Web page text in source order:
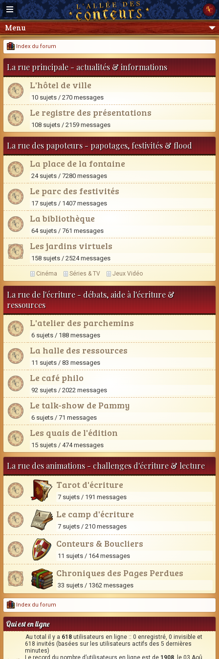
Menu
Index du forum
La rue principale - actualités & informations
L'hôtel de ville
10 sujets / 270 messages
Le registre des présentations
108 sujets / 2159 messages
La rue des papoteurs - papotages, festivités & flood
La place de la fontaine
24 sujets / 7280 messages
Le parc des festivités
17 sujets / 1407 messages
La bibliothèque
64 sujets / 761 messages
Les jardins virtuels
158 sujets / 2524 messages
Cinéma Séries & TV Jeux Vidéo
La rue de l'écriture - débats, aide à l'écriture &
ressources
L'atelier des parchemins
6 sujets / 188 messages
La halle des ressources
11 sujets / 83 messages
Le café philo
92 sujets / 2022 messages
Le talk-show de Pammy
6 sujets / 71 messages
Les quais de l'édition
15 sujets / 474 messages
La rue des animations - challenges d'écriture & lecture
Tarot d'écriture
7 sujets / 191 messages
Le camp d'écriture
7 sujets / 210 messages
Conteurs & Boucliers
11 sujets / 164 messages
Chroniques des Pages Perdues
33 sujets / 1362 messages
Index du forum
Qui est en ligne
Au total il y a 618 utilisateurs en ligne :: 0 enregistré, 0 invisible et
618 invités (basées sur les utilisateurs actifs des 5 dernières
minutes)
Le record du nombre d’utilisateurs en ligne est de 1908 , le 03 Aoû